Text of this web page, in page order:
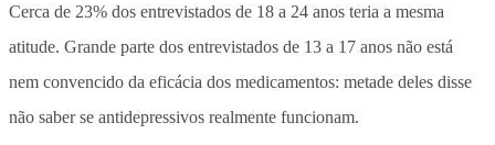
Cerca de 23% dos entrevistados de 18 a 24 anos teria a mesma
atitude. Grande parte dos entrevistados de 13 a 17 anos não está
nem convencido da eficácia dos medicamentos: metade deles disse
não saber se antidepressivos realmente funcionam.